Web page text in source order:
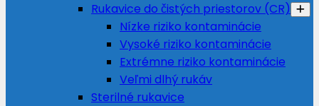
Rukavice do čistých priestorov (CR)
Nízke riziko kontaminácie
Vysoké riziko kontaminácie
Extrémne riziko kontaminácie
Veľmi dlhý rukáv
Sterilné rukavice